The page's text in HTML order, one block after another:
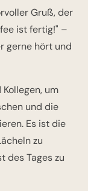
Gruß, der
ist fertig!" –
gerne hört und
um
und die
Es ist die
zu
des Tages zu